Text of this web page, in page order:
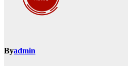
Byadmin